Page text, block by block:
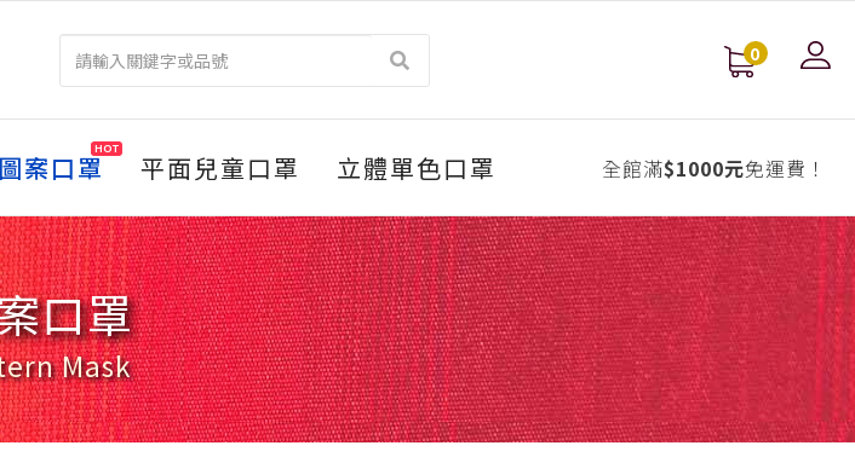
0
圖案口罩
HOT
平面兒童口罩 立體單色口罩 全館滿$1000元免運費！
口罩
Mask